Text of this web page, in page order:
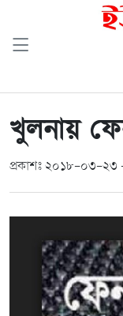
খুলনায়
প্রকাশঃ ২০১৮-০৩-